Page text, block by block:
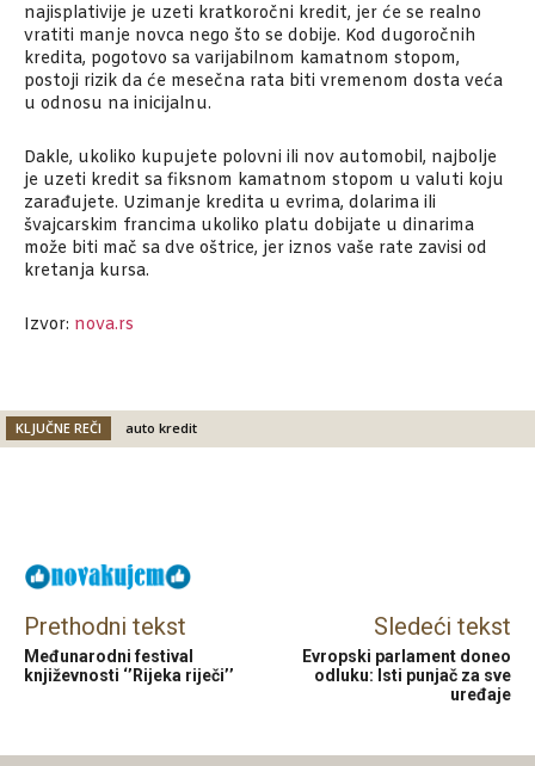
najisplativije je uzeti kratkoročni kredit, jer će se realno
vratiti manje novca nego što se dobije. Kod dugoročnih
kredita, pogotovo sa varijabilnom kamatnom stopom,
postoji rizik da će mesečna rata biti vremenom dosta veća
u odnosu na inicijalnu.
Dakle, ukoliko kupujete polovni ili nov automobil, najbolje
je uzeti kredit sa fiksnom kamatnom stopom u valuti koju
zarađujete. Uzimanje kredita u evrima, dolarima ili
švajcarskim francima ukoliko platu dobijate u dinarima
može biti mač sa dve oštrice, jer iznos vaše rate zavisi od
kretanja kursa.
Izvor: nova.rs
KLJUČNE REČI auto kredit
Prethodni tekst
Međunarodni festival
književnosti ‘’Rijeka riječi’’
Sledeći tekst
Evropski parlament doneo
odluku: Isti punjač za sve
uređaje